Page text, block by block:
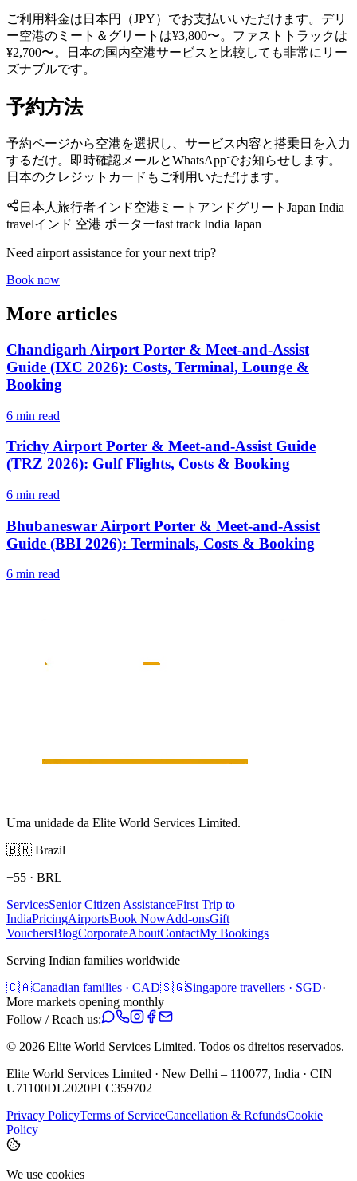
ご利用料金は日本円（JPY）でお支払いいただけます。デリ
ー空港のミート＆グリートは¥3,800〜。ファストトラックは
¥2,700〜。日本の国内空港サービスと比較しても非常にリー
ズナブルです。
予約方法
予約ページから空港を選択し、サービス内容と搭乗日を入力
するだけ。即時確認メールとWhatsAppでお知らせします。
日本のクレジットカードもご利用いただけます。
日本人旅行者インド空港 ミートアンドグリート Japan India
travelインド 空港 ポーターfast track India Japan
Need airport assistance for your next trip?
Book now
More articles
Chandigarh Airport Porter & Meet-and-Assist
Guide (IXC 2026): Costs, Terminal, Lounge &
Booking
6 min read
Trichy Airport Porter & Meet-and-Assist Guide
(TRZ 2026): Gulf Flights, Costs & Booking
6 min read
Bhubaneswar Airport Porter & Meet-and-Assist
Guide (BBI 2026): Terminals, Costs & Booking
6 min read
Uma unidade da Elite World Services Limited.
🇧🇷 Brazil
+55 · BRL
ServicesSenior Citizen AssistanceFirst Trip to
IndiaPricingAirportsBook NowAdd-onsGift
VouchersBlogCorporateAboutContactMy Bookings
Serving Indian families worldwide
🇨🇦Canadian families · CAD🇸🇬Singapore travellers · SGD·
More markets opening monthly
Follow / Reach us:
© 2026 Elite World Services Limited. Todos os direitos reservados.
Elite World Services Limited · New Delhi – 110077, India · CIN
U71100DL2020PLC359702
Privacy PolicyTerms of ServiceCancellation & RefundsCookie
Policy
We use cookies